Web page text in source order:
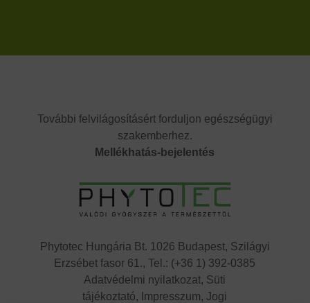
További felvilágosításért forduljon egészségügyi
szakemberhez.
Mellékhatás-bejelentés
Phytotec Hungária Bt. 1026 Budapest, Szilágyi
Erzsébet fasor 61., Tel.: (+36 1) 392-0385
Adatvédelmi nyilatkozat, Süti
tájékoztató, Impresszum, Jogi